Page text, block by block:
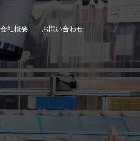
会社概要 お問い合わせ